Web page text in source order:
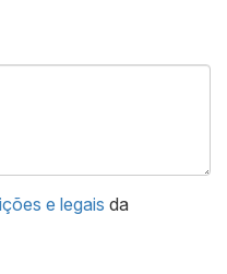
e legais da